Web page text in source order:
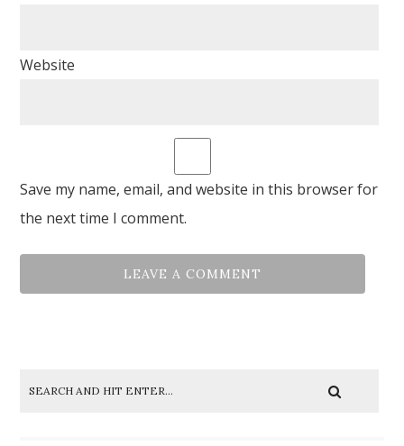
Website
Save my name, email, and website in this browser for
the next time I comment.